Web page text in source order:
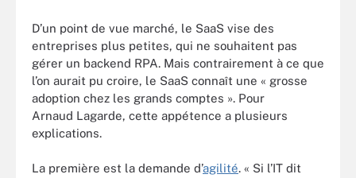
D’un point de vue marché, le SaaS vise des
entreprises plus petites, qui ne souhaitent pas
gérer un backend RPA. Mais contrairement à ce que
l’on aurait pu croire, le SaaS connaît une « grosse
adoption chez les grands comptes ». Pour
Arnaud Lagarde, cette appétence a plusieurs
explications.
La première est la demande d’agilité. « Si l’IT dit